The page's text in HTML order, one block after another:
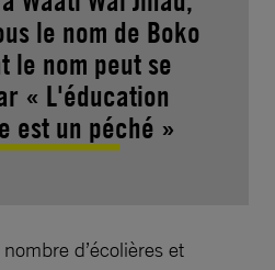
le nom de Boko
le nom peut se
« L'éducation
est un péché »
d’écolières et